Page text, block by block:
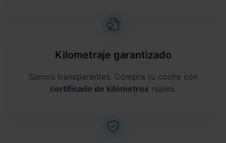
Kilometraje garantizado
Somos transparentes. Compra tu coche con
certificado de kilómetros reales.